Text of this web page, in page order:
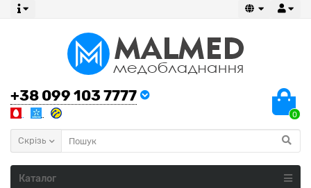
+38 099 103 7777
0
Скрізь
Каталог